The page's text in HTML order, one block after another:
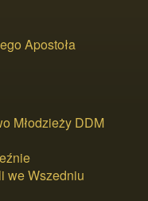
Apostoła
Młodzieży DDM
we Wszedniu